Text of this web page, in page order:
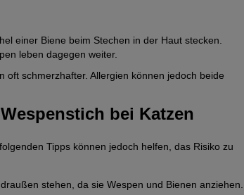
einer Biene beim Stechen in der Haut stecken.
leben dagegen weiter.
oft schmerzhafter. Allergien können jedoch beide
bei Katzen
Tipps können jedoch helfen, das Risiko zu
stehen, da sie Wespen und Bienen anziehen.